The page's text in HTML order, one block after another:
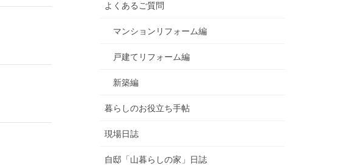
よくあるご質問
マンションリフォーム編
戸建てリフォーム編
新築編
暮らしのお役立ち手帖
現場日誌
自邸「山暮らしの家」日誌